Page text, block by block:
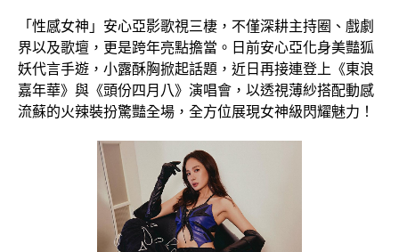
「性感女神」安心亞影歌視三棲，不僅深耕主持圈、戲劇
界以及歌壇，更是跨年亮點擔當。日前安心亞化身美豔狐
妖代言手遊，小露酥胸掀起話題，近日再接連登上《東浪
嘉年華》與《頭份四月八》演唱會，以透視薄紗搭配動感
流蘇的火辣裝扮驚豔全場，全方位展現女神級閃耀魅力！